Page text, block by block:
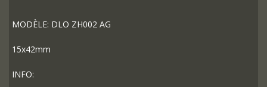
MODÈLE: DLO ZH002 AG
15x42mm
INFO: